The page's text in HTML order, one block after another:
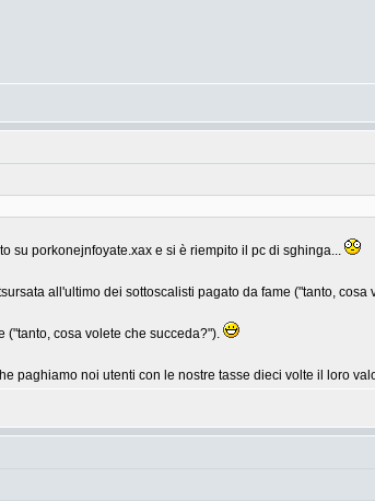
su porkonejnfoyate.xax e si è riempito il pc di sghinga...
all'ultimo dei sottoscalisti pagato da fame ("tanto,
("tanto, cosa volete che succeda?").
paghiamo noi utenti con le nostre tasse dieci volte il loro